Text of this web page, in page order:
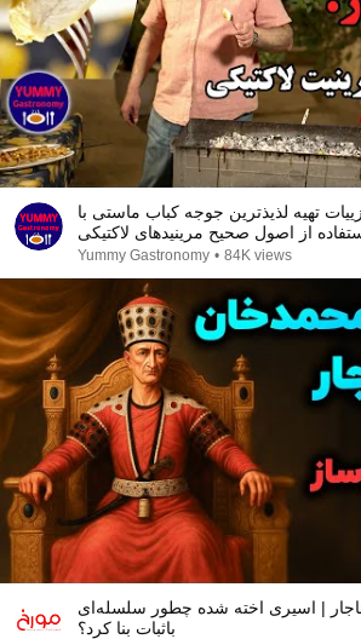
تهیه لذیذترین جوجه کباب ماستی با
از اصول صحیح مرینیدهای ‌لاکتیکی
Yummy Gastronomy • 84K views
| اسیری اخته شده چطور سلسله‌ای
باثبات بنا کرد؟